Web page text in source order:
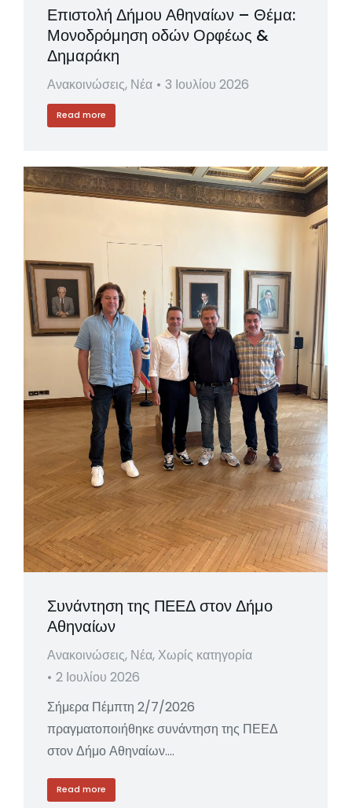
Επιστολή Δήμου Αθηναίων – Θέμα:
Μονοδρόμηση οδών Ορφέως &
Δημαράκη
Ανακοινώσεις, Νέα 3 Ιουλίου 2026
Read more
Συνάντηση της ΠΕΕΔ στον Δήμο
Αθηναίων
Ανακοινώσεις, Νέα,Χωρίς κατηγορία
2 Ιουλίου 2026
Σήμερα Πέμπτη 2/7/2026
πραγματοποιήθηκε συνάντηση της ΠΕΕΔ
στον Δήμο Αθηναίων.…
Read more